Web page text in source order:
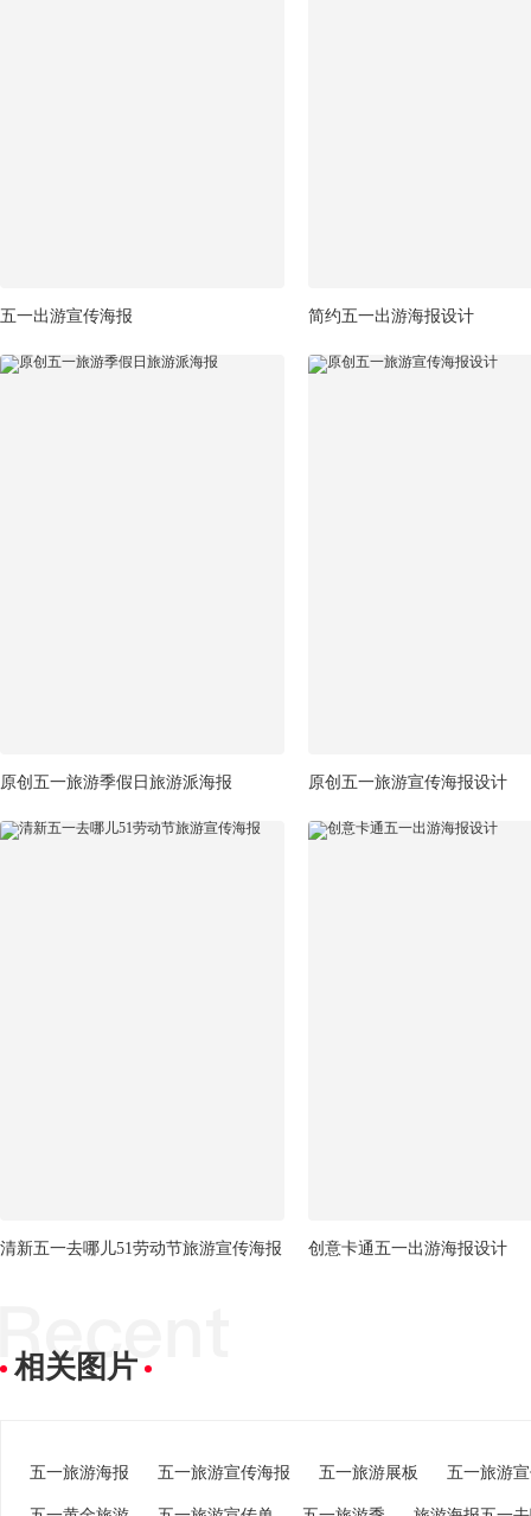
五一出游宣传海报 简约五一出游海报设计
原创五一旅游季假日旅游派海报 原创五一旅游宣传海报设计
清新五一去哪儿51劳动节旅游宣传海报 创意卡通五一出游海报设计
相关图片
五一旅游海报 五一旅游宣传海报 五一旅游展板 五一旅游